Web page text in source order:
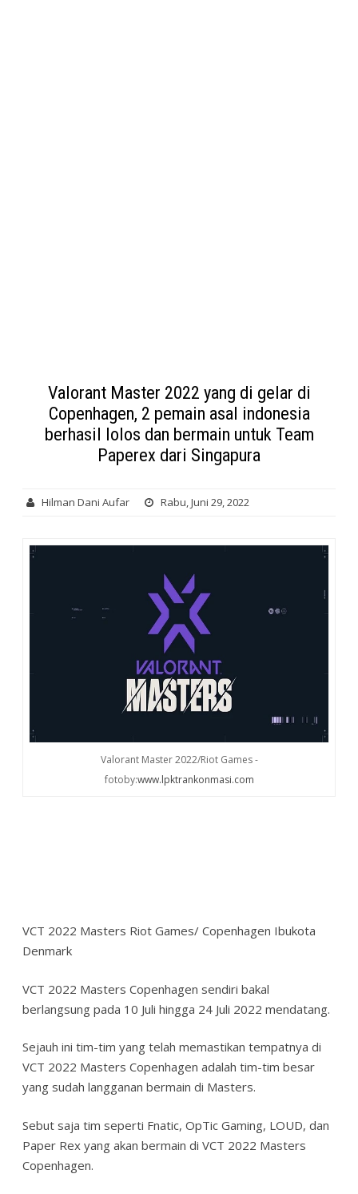
Valorant Master 2022 yang di gelar di
Copenhagen, 2 pemain asal indonesia
berhasil lolos dan bermain untuk Team
Paperex dari Singapura
Hilman Dani Aufar Rabu, Juni 29, 2022
Valorant Master 2022/Riot Games -
fotoby:www.lpktrankonmasi.com
VCT 2022 Masters Riot Games/ Copenhagen Ibukota
Denmark
VCT 2022 Masters Copenhagen sendiri bakal
berlangsung pada 10 Juli hingga 24 Juli 2022 mendatang.
Sejauh ini tim-tim yang telah memastikan tempatnya di
VCT 2022 Masters Copenhagen adalah tim-tim besar
yang sudah langganan bermain di Masters.
Sebut saja tim seperti Fnatic, OpTic Gaming, LOUD, dan
Paper Rex yang akan bermain di VCT 2022 Masters
Copenhagen.